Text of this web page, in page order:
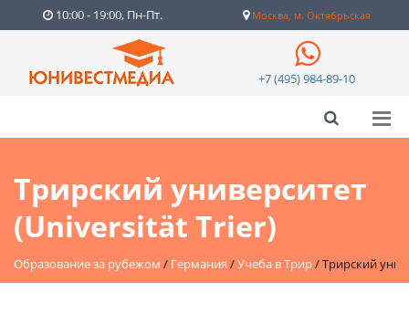
10:00 - 19:00, Пн-Пт. Москва, м. Октябрьская
+7 (495) 984-89-10
Трирский университет
(Universität Trier)
Образование за рубежом / Германия /Учеба в Трир/Трирский